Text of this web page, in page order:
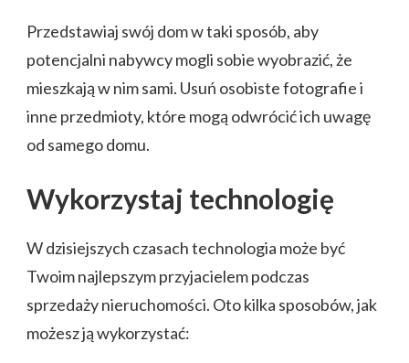
Przedstawiaj swój dom w taki sposób, aby
potencjalni nabywcy mogli sobie wyobrazić, że
mieszkają w nim sami. Usuń osobiste fotografie i
inne przedmioty, które mogą odwrócić ich uwagę
od samego domu.
Wykorzystaj technologię
W dzisiejszych czasach technologia może być
Twoim najlepszym przyjacielem podczas
sprzedaży nieruchomości. Oto kilka sposobów, jak
możesz ją wykorzystać: